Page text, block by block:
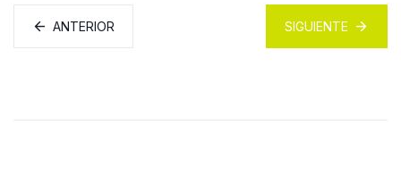
ANTERIOR SIGUIENTE